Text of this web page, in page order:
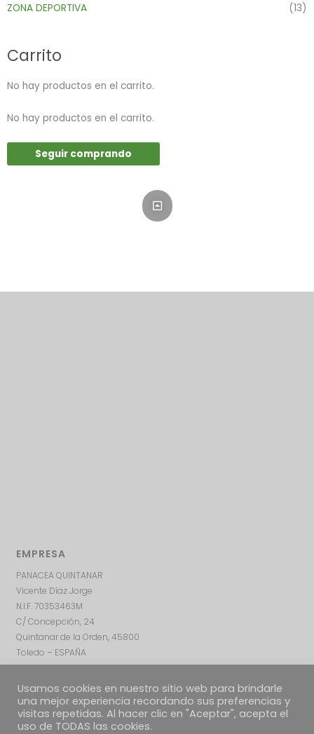
ZONA DEPORTIVA
(13)
Carrito
No hay productos en el carrito.
No hay productos en el carrito.
Seguir comprando
EMPRESA
PANACEA QUINTANAR
Vicente Díaz Jorge
N.I.F. 70353463M
C/ Concepción, 24
Quintanar de la Orden, 45800
Toledo – ESPAÑA
Usamos cookies en nuestro sitio web para brindarle
una mejor experiencia recordando sus preferencias y
visitas repetidas. Al hacer clic en "Aceptar", acepta el
uso de TODAS las cookies.